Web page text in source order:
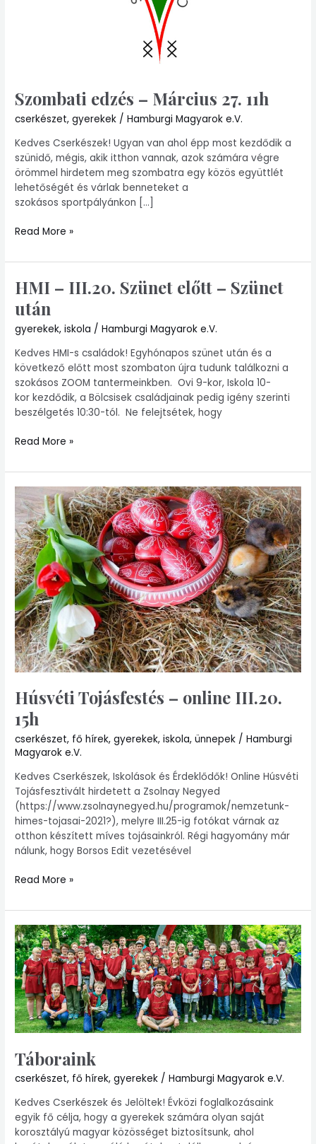
Szombati edzés – Március 27. 11h
cserkészet,gyerekek /Hamburgi Magyarok e.V.
Kedves Cserkészek! Ugyan van ahol épp most kezdődik a
szünidő, mégis, akik itthon vannak, azok számára végre
örömmel hirdetem meg szombatra egy közös együttlét
lehetőségét és várlak benneteket a
szokásos sportpályánkon […]
Read More »
HMI – III.20. Szünet előtt – Szünet
után
gyerekek,iskola /Hamburgi Magyarok e.V.
Kedves HMI-s családok! Egyhónapos szünet után és a
következő előtt most szombaton újra tudunk találkozni a
szokásos ZOOM tantermeinkben. Ovi 9-kor, Iskola 10-
kor kezdődik, a Bölcsisek családjainak pedig igény szerinti
beszélgetés 10:30-tól. Ne felejtsétek, hogy
HMI
–
III.20.
Szünet
–
Szünet
után
Read More »
Húsvéti Tojásfestés – online III.20.
15h
cserkészet, fő hírek,gyerekek,iskola,ünnepek /Hamburgi
Magyarok e.V.
Kedves Cserkészek, Iskolások és Érdeklődők! Online Húsvéti
Tojásfesztivált hirdetett a Zsolnay Negyed
(https://www.zsolnaynegyed.hu/programok/nemzetunk-
himes-tojasai-2021?), melyre III.25-ig fotókat várnak az
otthon készített míves tojásainkról. Régi hagyomány már
nálunk, hogy Borsos Edit vezetésével
Húsvéti
Tojásfestés
–
online
III.20.
15h
Read More »
Táboraink
cserkészet, fő hírek,gyerekek /Hamburgi Magyarok e.V.
Kedves Cserkészek és Jelöltek! Évközi foglalkozásaink
egyik fő célja, hogy a gyerekek számára olyan saját
korosztályú magyar közösséget biztosítsunk, ahol
Táboraink